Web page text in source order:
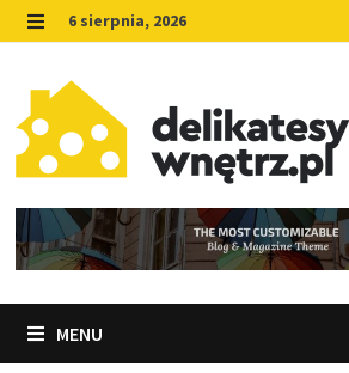
Skip
to
content
MENU
6 sierpnia, 2026
MENU